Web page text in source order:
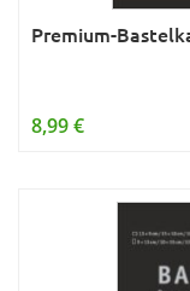
Premium-
8,99 €